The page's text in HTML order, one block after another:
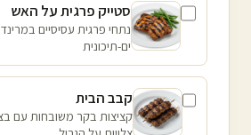
סטייק פרגית על האש
נתחי פרגית עסיסיים
ים-תיכונית
קבב הבית
קציצות בקר משובחות עם